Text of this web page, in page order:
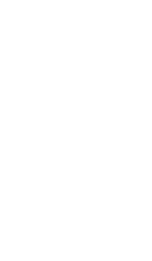
经开区：政办召开
温州浙南沿海先进
请问经开区在哪里
合肥经开区卫计办
中共怀化经开区工
中共怀化经开区工